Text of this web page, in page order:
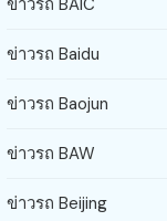
ข่าวรถ Baidu
ข่าวรถ Baojun
ข่าวรถ BAW
ข่าวรถ Beijing